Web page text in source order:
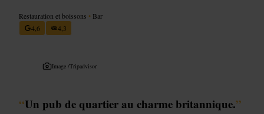
Restauration et boissons • Bar
4,6
4,3
Image /Tripadvisor
“Un pub de quartier au charme britannique.”